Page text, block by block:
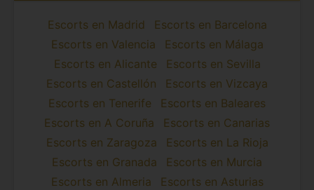
Escorts en Madrid
Escorts en Barcelona
Escorts en Valencia
Escorts en Málaga
Escorts en Alicante
Escorts en Sevilla
Escorts en Castellón
Escorts en Vizcaya
Escorts en Tenerife
Escorts en Baleares
Escorts en A Coruña
Escorts en Canarias
Escorts en Zaragoza
Escorts en La Rioja
Escorts en Granada
Escorts en Murcia
Escorts en Almeria
Escorts en Asturias